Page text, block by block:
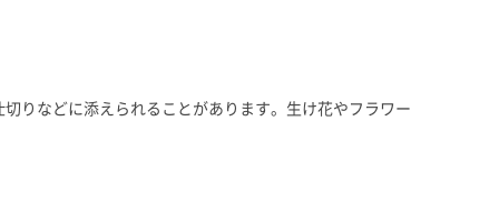
りなどに添えられることがあります。生け花やフラワー